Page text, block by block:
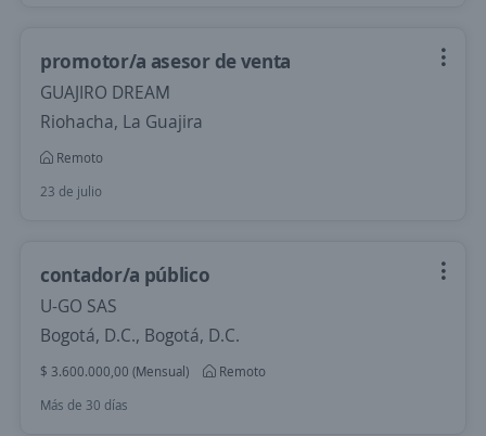
promotor/a asesor de venta
GUAJIRO DREAM
Riohacha, La Guajira
Remoto
23 de julio
contador/a público
U-GO SAS
Bogotá, D.C., Bogotá, D.C.
$ 3.600.000,00 (Mensual)
Remoto
Más de 30 días